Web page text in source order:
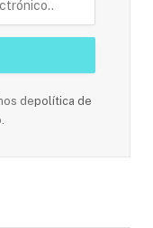
depolítica de